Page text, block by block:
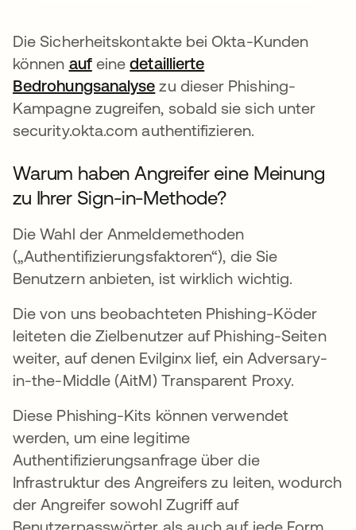
Die Sicherheitskontakte bei Okta-Kunden
können aufeinedetaillierte
Bedrohungsanalyse zu dieser Phishing-
Kampagne zugreifen, sobald sie sich unter
security.okta.com authentifizieren.
Warum haben Angreifer eine Meinung
zu Ihrer Sign-in-Methode?
Die Wahl der Anmeldemethoden
(„Authentifizierungsfaktoren“), die Sie
Benutzern anbieten, ist wirklich wichtig.
Die von uns beobachteten Phishing-Köder
leiteten die Zielbenutzer auf Phishing-Seiten
weiter, auf denen Evilginx lief, ein Adversary-
in-the-Middle (AitM) Transparent Proxy.
Diese Phishing-Kits können verwendet
werden, um eine legitime
Authentifizierungsanfrage über die
Infrastruktur des Angreifers zu leiten, wodurch
der Angreifer sowohl Zugriff auf